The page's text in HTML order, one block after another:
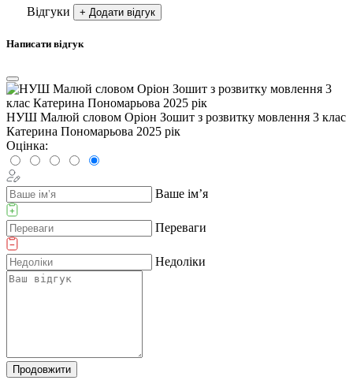
Відгуки
+ Додати відгук
Написати відгук
НУШ Малюй словом Оріон Зошит з розвитку мовлення 3 клас
Катерина Пономарьова 2025 рік
Оцінка:
Ваше ім’я
Переваги
Недоліки
Продовжити